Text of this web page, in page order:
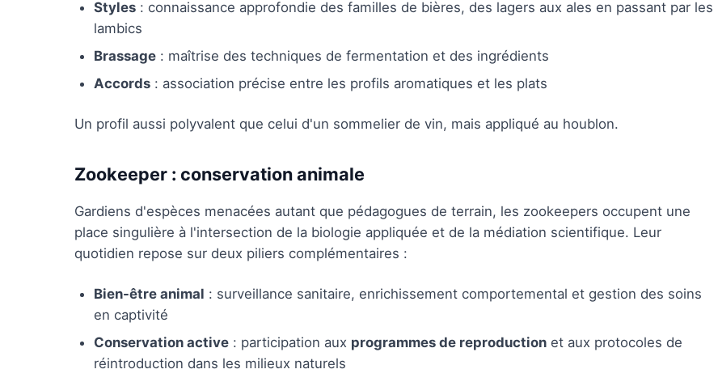
Styles : connaissance approfondie des familles de bières, des lagers aux ales en passant par les
lambics
Brassage : maîtrise des techniques de fermentation et des ingrédients
Accords : association précise entre les profils aromatiques et les plats
Un profil aussi polyvalent que celui d'un sommelier de vin, mais appliqué au houblon.
Zookeeper : conservation animale
Gardiens d'espèces menacées autant que pédagogues de terrain, les zookeepers occupent une
place singulière à l'intersection de la biologie appliquée et de la médiation scientifique. Leur
quotidien repose sur deux piliers complémentaires :
Bien-être animal : surveillance sanitaire, enrichissement comportemental et gestion des soins
en captivité
Conservation active : participation aux programmes de reproduction et aux protocoles de
réintroduction dans les milieux naturels